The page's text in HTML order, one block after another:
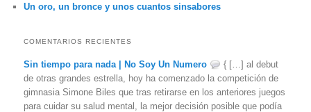
Un oro, un bronce y unos cuantos sinsabores
COMENTARIOS RECIENTES
Sin tiempo para nada | No Soy Un Numero
{ […] al debut
de otras grandes estrella, hoy ha comenzado la competición de
gimnasia Simone Biles que tras retirarse en los anteriores juegos
para cuidar su salud mental, la mejor decisión posible que podía